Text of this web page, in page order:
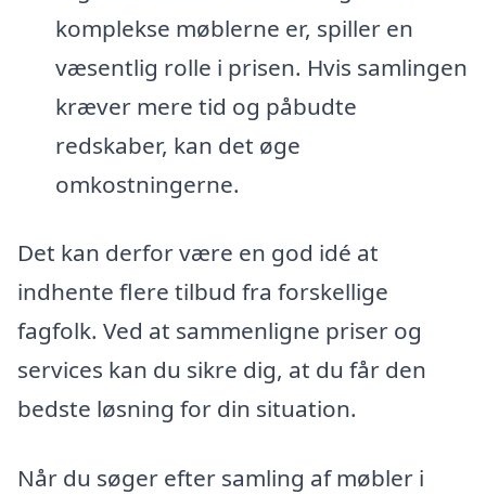
komplekse møblerne er, spiller en
væsentlig rolle i prisen. Hvis samlingen
kræver mere tid og påbudte
redskaber, kan det øge
omkostningerne.
Det kan derfor være en god idé at
indhente flere tilbud fra forskellige
fagfolk. Ved at sammenligne priser og
services kan du sikre dig, at du får den
bedste løsning for din situation.
Når du søger efter samling af møbler i